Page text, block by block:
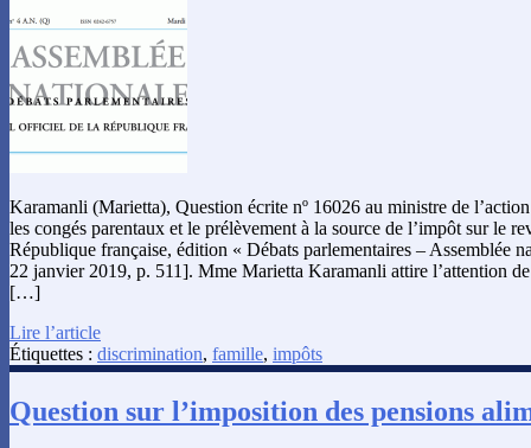
Karamanli (Marietta), Question écrite nº 16026 au ministre de
les congés parentaux et le prélèvement à la source de l’impôt sur le
République française, édition « Débats parlementaires – Assemblée
22 janvier 2019, p. 511]. Mme Marietta Karamanli attire l’attention
[…]
Lire l’article
Étiquettes : discrimination, famille, impôts
Question sur l’imposition des pensions